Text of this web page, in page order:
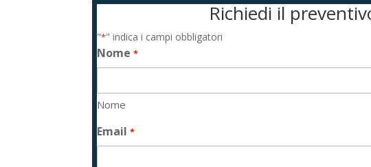
Richiedi il
"*" indica i campi obbligatori
Nome *
Nome
Email *